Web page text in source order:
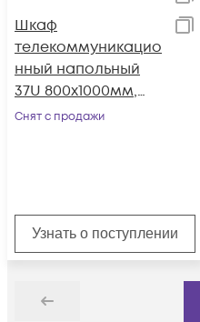
Шкаф
телекоммуникацио
нный напольный
37U 800x1000мм,
серия TFC (SNR-TFC-
Снят с продажи
Узнать о поступлении
Назад